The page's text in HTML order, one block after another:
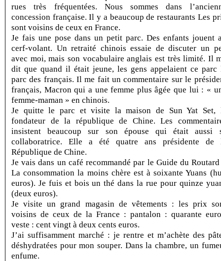
rues très fréquentées. Nous sommes dans
concession française. Il y a beaucoup de restaurants Les
sont voisins de ceux en France.
Je fais une pose dans un petit parc. Des enfants jouent
cerf-volant. Un retraité chinois essaie de discuter un
avec moi, mais son vocabulaire anglais est très limité. Il
dit que quand il était jeune, les gens appelaient ce parc
parc des français. Il me fait un commentaire sur le
français, Macron qui a une femme plus âgée que lui : «
femme-maman » en chinois.
Je quitte le parc et visite la maison de Sun Yat Set,
fondateur de la république de Chine. Les
insistent beaucoup sur son épouse qui était aussi
collaboratrice. Elle a été quatre ans présidente de
République de Chine.
Je vais dans un café recommandé par le Guide du
La consommation la moins chère est à soixante Yuans
euros). Je fuis et bois un thé dans la rue pour quinze
(deux euros).
Je visite un grand magasin de vêtements : les prix
voisins de ceux de la France : pantalon : quarante
veste : cent vingt à deux cents euros.
J’ai suffisamment marché : je rentre et m’achète des
déshydratées pour mon souper. Dans la chambre, un
enfume.